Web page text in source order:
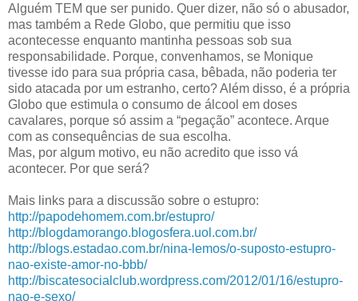
Alguém TEM que ser punido. Quer dizer, não só o abusador,
mas também a Rede Globo, que permitiu que isso
acontecesse enquanto mantinha pessoas sob sua
responsabilidade. Porque, convenhamos, se Monique
tivesse ido para sua própria casa, bêbada, não poderia ter
sido atacada por um estranho, certo? Além disso, é a própria
Globo que estimula o consumo de álcool em doses
cavalares, porque só assim a “pegação” acontece. Arque
com as consequências de sua escolha.
Mas, por algum motivo, eu não acredito que isso vá
acontecer. Por que será?
Mais links para a discussão sobre o estupro:
http://papodehomem.com.br/estupro/
http://blogdamorango.blogosfera.uol.com.br/
http://blogs.estadao.com.br/nina-lemos/o-suposto-estupro-
nao-existe-amor-no-bbb/
http://biscatesocialclub.wordpress.com/2012/01/16/estupro-
nao-e-sexo/